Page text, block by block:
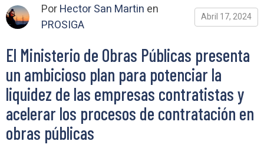
PorHector San Martin en
PROSIGA
Abril 17, 2024
El Ministerio de Obras Públicas presenta
un ambicioso plan para potenciar la
liquidez de las empresas contratistas y
acelerar los procesos de contratación en
obras públicas